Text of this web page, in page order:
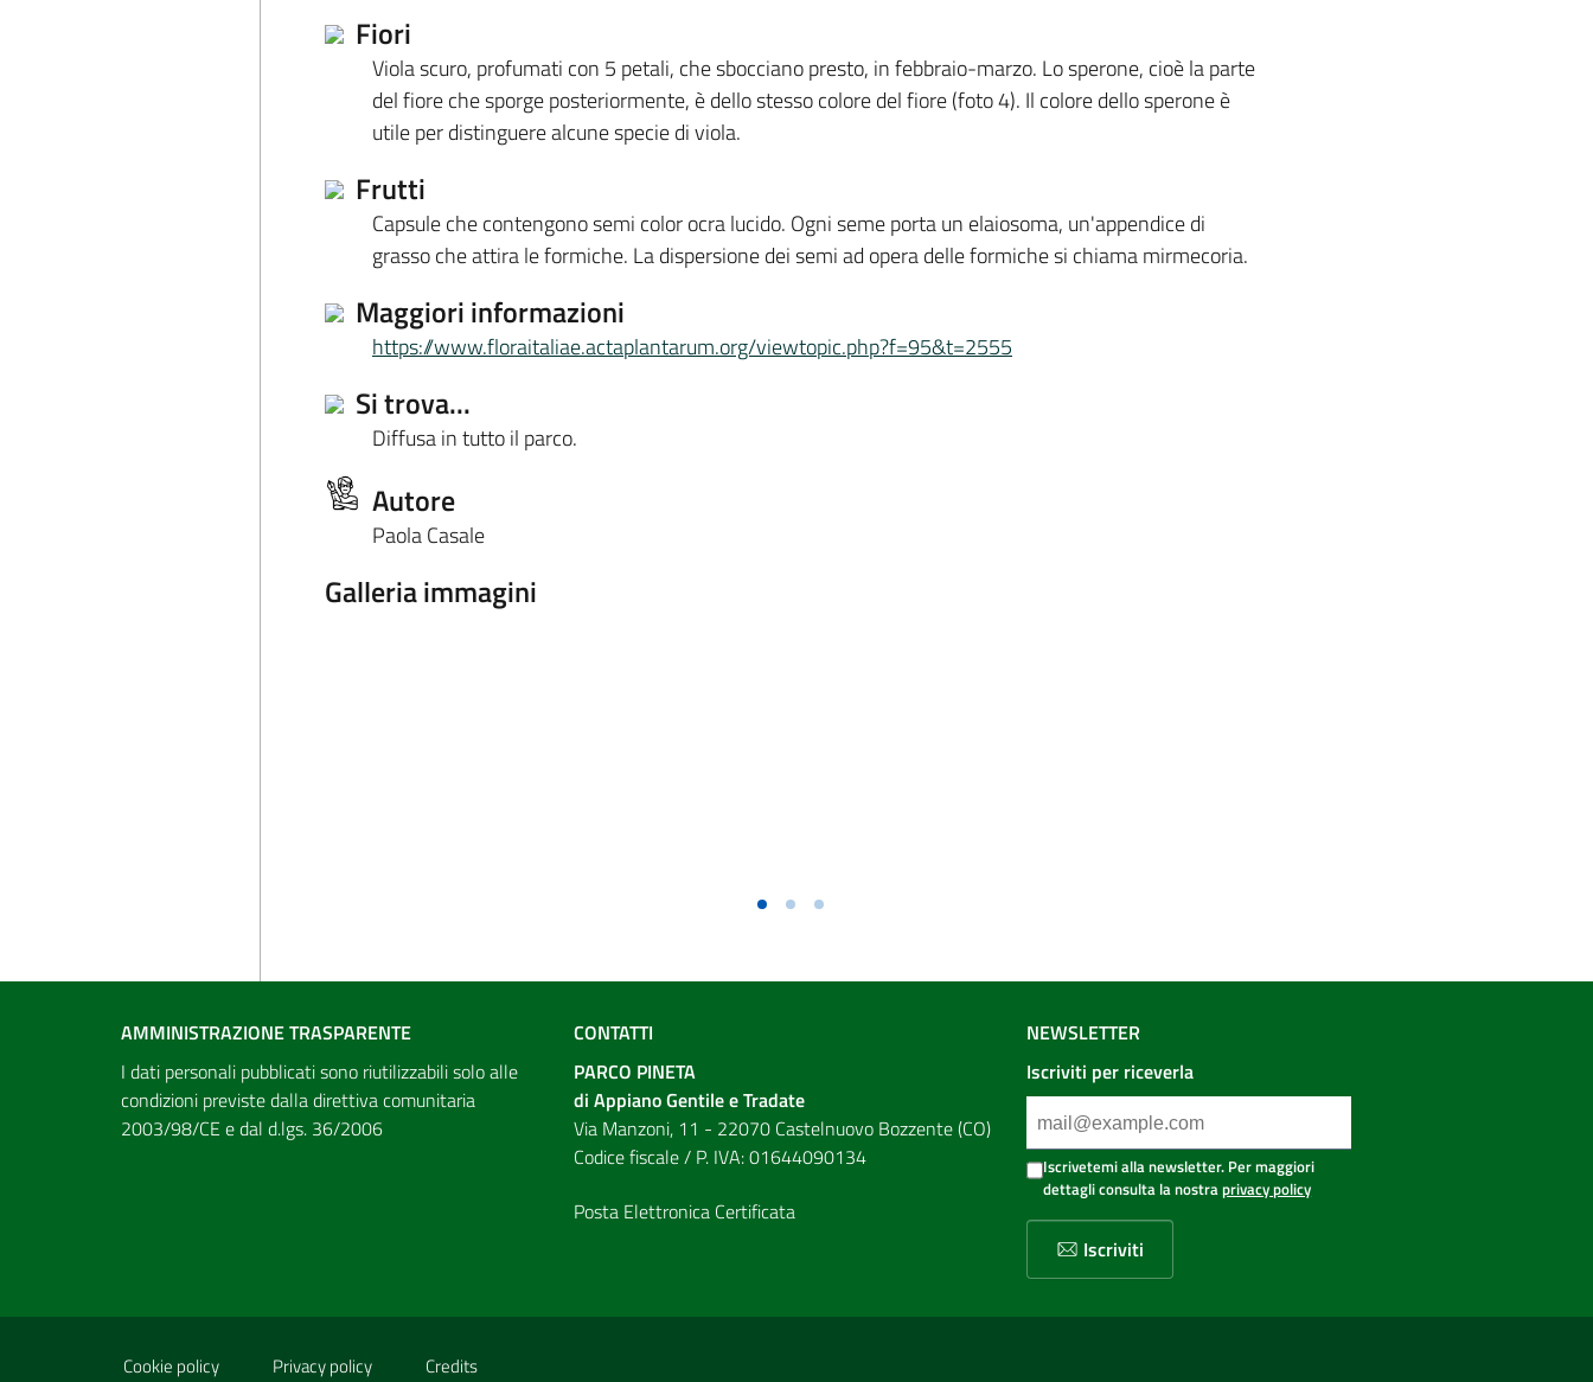
Fiori
Viola scuro, profumati con 5 petali, che sbocciano presto, in febbraio-marzo. Lo sperone, cioè la parte
del fiore che sporge posteriormente, è dello stesso colore del fiore (foto 4). Il colore dello sperone è
utile per distinguere alcune specie di viola.
Frutti
Capsule che contengono semi color ocra lucido. Ogni seme porta un elaiosoma, un'appendice di
grasso che attira le formiche. La dispersione dei semi ad opera delle formiche si chiama mirmecoria.
Maggiori informazioni
https://www.floraitaliae.actaplantarum.org/viewtopic.php?f=95&t=2555
Si trova...
Diffusa in tutto il parco.
Autore
Paola Casale
Galleria immagini
AMMINISTRAZIONE TRASPARENTE
I dati personali pubblicati sono riutilizzabili solo alle
condizioni previste dalla direttiva comunitaria
2003/98/CE e dal d.lgs. 36/2006
CONTATTI
PARCO PINETA
di Appiano Gentile e Tradate
Via Manzoni, 11 - 22070 Castelnuovo Bozzente (CO)
Codice fiscale / P. IVA: 01644090134
Posta Elettronica Certificata
NEWSLETTER
Iscriviti per riceverla
Iscrivetemi alla newsletter. Per maggiori
dettagli consulta la nostraprivacy policy
Iscriviti
Cookie policy Privacy policy Credits